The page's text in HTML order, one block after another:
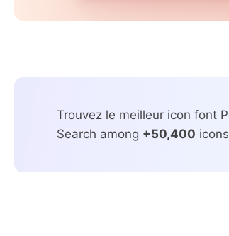
Trouvez le meilleur icon font
Search among +50,400